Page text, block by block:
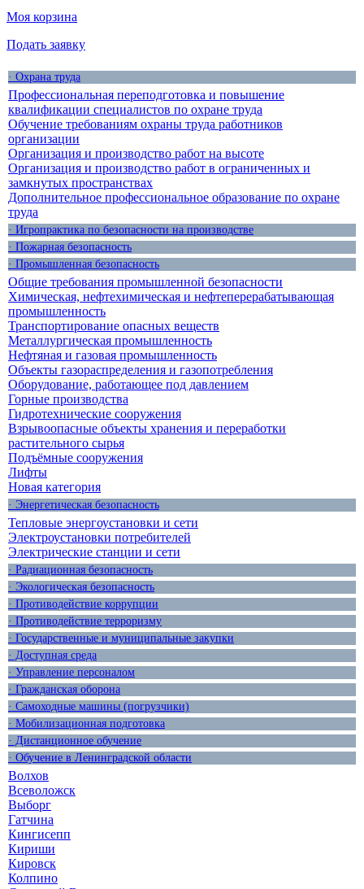
Моя корзина
Подать заявку
· Охрана труда
Профессиональная переподготовка и повышение
квалификации специалистов по охране труда
Обучение требованиям охраны труда работников
организации
Организация и производство работ на высоте
Организация и производство работ в ограниченных и
замкнутых пространствах
Дополнительное профессиональное образование по охране
труда
· Игропрактика по безопасности на производстве
· Пожарная безопасность
· Промышленная безопасность
Общие требования промышленной безопасности
Химическая, нефтехимическая и нефтеперерабатывающая
промышленность
Транспортирование опасных веществ
Металлургическая промышленность
Нефтяная и газовая промышленность
Объекты газораспределения и газопотребления
Оборудование, работающее под давлением
Горные производства
Гидротехнические сооружения
Взрывоопасные объекты хранения и переработки
растительного сырья
Подъёмные сооружения
Лифты
Новая категория
· Энергетическая безопасность
Тепловые энергоустановки и сети
Электроустановки потребителей
Электрические станции и сети
· Радиационная безопасность
· Экологическая безопасность
· Противодействие коррупции
· Противодействие терроризму
· Государственные и муниципальные закупки
· Доступная среда
· Управление персоналом
· Гражданская оборона
· Самоходные машины (погрузчики)
· Мобилизационная подготовка
· Дистанционное обучение
· Обучение в Ленинградской области
Волхов
Всеволожск
Выборг
Гатчина
Кингисепп
Кириши
Кировск
Колпино